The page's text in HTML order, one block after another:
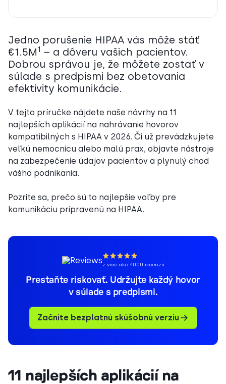
Jedno porušenie HIPAA vás môže stáť
€1.5M1 – a dôveru vašich pacientov.
Dobrou správou je, že môžete zostať v
súlade s predpismi bez obetovania
efektivity komunikácie.
V tejto príručke nájdete naše návrhy na 11
najlepších aplikácií na nahrávanie hovorov
kompatibilných s HIPAA v 2026. Či už prevádzkujete
veľkú nemocnicu alebo malú prax, objavte nástroje
na zabezpečenie údajov pacientov a plynulý chod
vášho podnikania.
Pozrite sa, prečo sú to najlepšie voľby pre
komunikáciu pripravenú na HIPAA.
z viac ako 4000 recenzií
Prestaňte riskovať. Udržujte každý hovor
v súlade s predpismi.
Začnite bezplatnú skúšobnú verziu
11 najlepších aplikácií na